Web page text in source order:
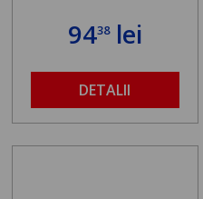
9438lei
DETALII